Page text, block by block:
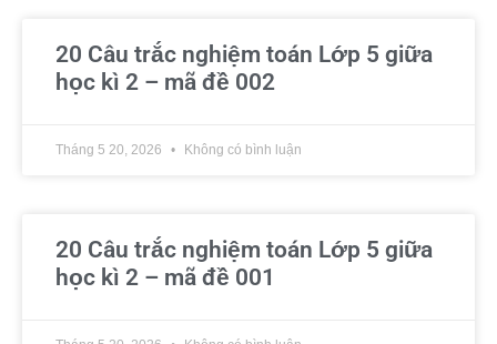
20 Câu trắc nghiệm toán Lớp 5 giữa
học kì 2 – mã đề 002
Tháng 5 20, 2026 Không có bình luận
20 Câu trắc nghiệm toán Lớp 5 giữa
học kì 2 – mã đề 001